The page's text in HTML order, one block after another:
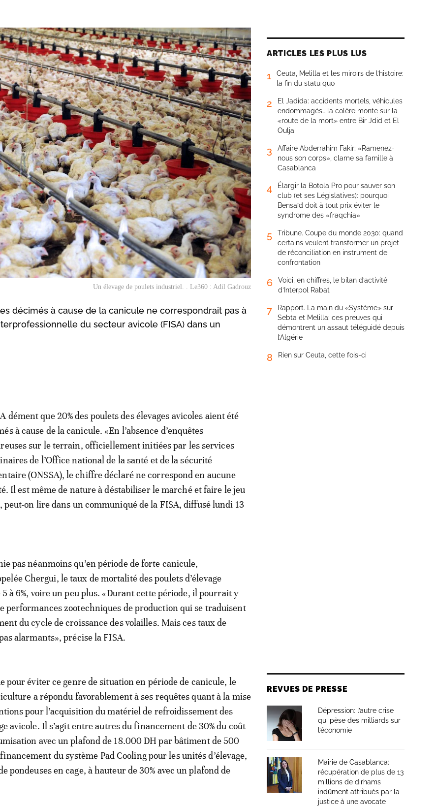
Un élevage de poulets industriel. . Le360 : Adil Gadrouz
décimés à cause de la canicule ne correspondrait pas à
du secteur avicole (FISA) dans un
dément que 20% des poulets des élevages avicoles aient été
à cause de la canicule. «En l’absence d’enquêtes
sur le terrain, officiellement initiées par les services
de l’Office national de la santé et de la sécurité
(ONSSA), le chiffre déclaré ne correspond en aucune
Il est même de nature à déstabiliser le marché et faire le jeu
peut-on lire dans un communiqué de la FISA, diffusé lundi 13
pas néanmoins qu’en période de forte canicule,
Chergui, le taux de mortalité des poulets d’élevage
à 6%, voire un peu plus. «Durant cette période, il pourrait y
performances zootechniques de production qui se traduisent
du cycle de croissance des volailles. Mais ces taux de
alarmants», précise la FISA.
pour éviter ce genre de situation en période de canicule, le
a répondu favorablement à ses requêtes quant à la mise
pour l’acquisition du matériel de refroidissement des
avicole. Il s’agit entre autres du financement de 30% du coût
avec un plafond de 18.000 DH par bâtiment de 500
du système Pad Cooling pour les unités d’élevage,
pondeuses en cage, à hauteur de 30% avec un plafond de
ARTICLES LES PLUS LUS
1
Ceuta, Melilla et les miroirs de l’histoire:
la fin du statu quo
2
El Jadida: accidents mortels, véhicules
endommagés… la colère monte sur la
«route de la mort» entre Bir Jdid et El
Oulja
3
Affaire Abderrahim Fakir: «Ramenez-
nous son corps», clame sa famille à
Casablanca
4
Élargir la Botola Pro pour sauver son
club (et ses Législatives): pourquoi
Bensaïd doit à tout prix éviter le
syndrome des «fraqchia»
5
Tribune. Coupe du monde 2030: quand
certains veulent transformer un projet
de réconciliation en instrument de
confrontation
6
Voici, en chiffres, le bilan d’activité
d’Interpol Rabat
7
Rapport. La main du «Système» sur
Sebta et Melilla: ces preuves qui
démontrent un assaut téléguidé depuis
l’Algérie
8 Rien sur Ceuta, cette fois-ci
REVUES DE PRESSE
Dépression: l’autre crise
qui pèse des milliards sur
l’économie
Mairie de Casablanca:
récupération de plus de 13
millions de dirhams
indûment attribués par la
justice à une avocate